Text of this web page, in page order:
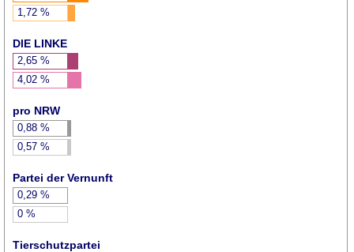
1,72 %
DIE LINKE
2,65 %
4,02 %
pro NRW
0,88 %
0,57 %
Partei der Vernunft
0,29 %
0 %
Tierschutzpartei